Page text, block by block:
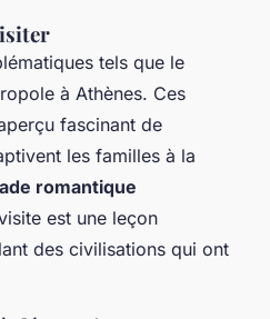
tels que le
à Athènes. Ces
fascinant de
les familles à la
romantique
est une leçon
des civilisations qui ont